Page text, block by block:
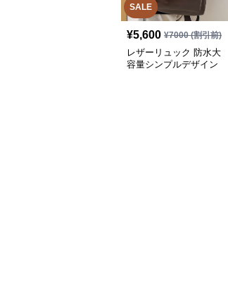
SALE
¥5,600 ¥7000(割引前)
レザーリュック 防水大
容量シンプルデザイン